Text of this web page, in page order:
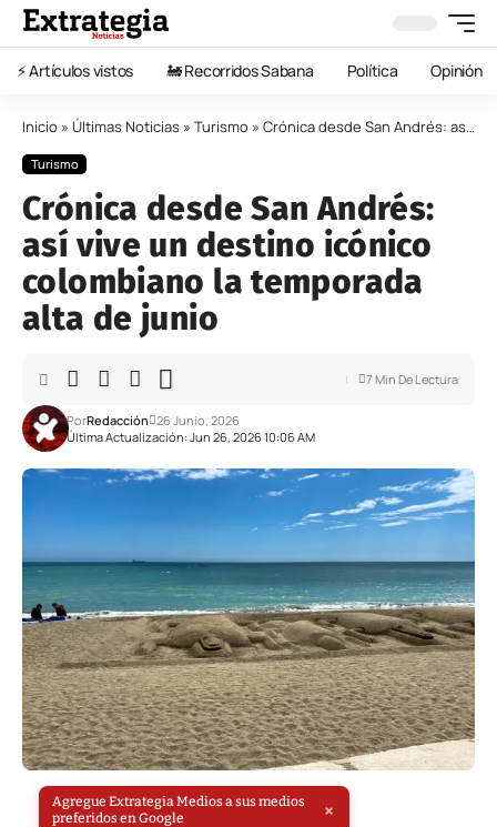
⚡️ Artículos vistos 🚂 Recorridos Sabana Política Opinión
Inicio » Últimas Noticias » Turismo » Crónica desde San Andrés: así vive un destino icónico colombiano la temporada alta de junio
Turismo
Crónica desde San Andrés:
así vive un destino icónico
colombiano la temporada
alta de junio
Última Actualización: Jun 26, 2026 10:06 AM
PorRedacción 26 Junio, 2026
7 Min De Lectura
Agregue Extrategia Medios a sus medios
preferidos en Google
×